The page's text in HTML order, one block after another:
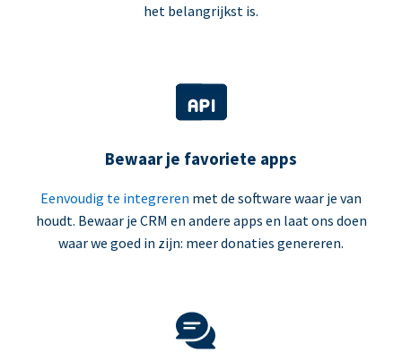
het belangrijkst is.
Bewaar je favoriete apps
Eenvoudig te integreren met de software waar je van
houdt. Bewaar je CRM en andere apps en laat ons doen
waar we goed in zijn: meer donaties genereren.